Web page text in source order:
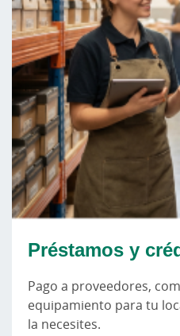
Préstamos y
Pago a proveedores,
equipamiento para tu
la necesites.